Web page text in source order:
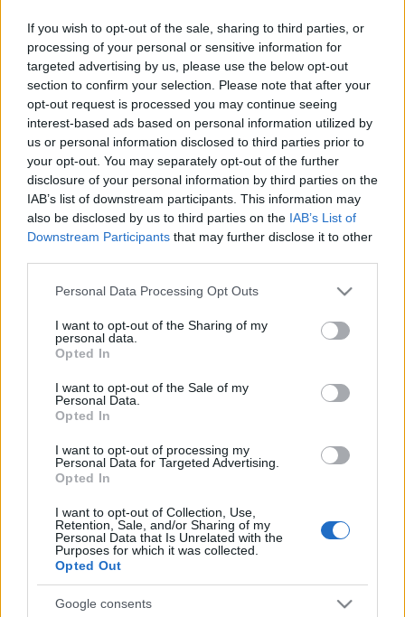
If you wish to opt-out of the sale, sharing to third parties, or
processing of your personal or sensitive information for
targeted advertising by us, please use the below opt-out
section to confirm your selection. Please note that after your
opt-out request is processed you may continue seeing
interest-based ads based on personal information utilized by
us or personal information disclosed to third parties prior to
your opt-out. You may separately opt-out of the further
disclosure of your personal information by third parties on the
IAB’s list of downstream participants. This information may
also be disclosed by us to third parties on the IAB’s List of
Downstream Participants that may further disclose it to other
Please note that this website/app uses one or more Google
not limited to your visit or usage behaviour. You may click to
grant or deny consent to Google and its third-party tags to
use your data for below specified purposes in below Google
consent section.
Personal Data Processing Opt Outs
I want to opt-out of the Sharing of my
personal data.
Opted In
I want to opt-out of the Sale of my
Personal Data.
Opted In
I want to opt-out of processing my
Personal Data for Targeted Advertising.
Opted In
I want to opt-out of Collection, Use,
Retention, Sale, and/or Sharing of my
Personal Data that Is Unrelated with the
Purposes for which it was collected.
Opted Out
Google consents
tulajdonos.
Egy másik kastély, Cheverny, amelyről Hervé a híres
képregénysorozatban, a
Tintin
ben szereplő Moulinsart-
kastélyt mintázta, annyira népszerű, hogy a tulajdonosának,
Charles Antoine de Vibraye-nak egyáltalán nem fáj a feje az
emelkedő költségek miatt, pedig évente 30 000-40 000
liter fűtőolajat használ. A kastély ura nem tervez további
szigetelési munkákat. „Ha foglyul ejtjük a meleget, az csak a
gombáknak és a rovaroknak tesz jót, amelyek megeszik a
akadályozzunk a természetes hőcserék ciklusát” – mondta.
Hozzátette, hogy a régi bútorok ellenőrzött hőmérsékleten
jobban megmaradnak. A kastély területének kétharmadát
A közelben található híres Chambord-ban begyújtják a
kandallókat. A Leonardo da Vinci tervezte kettős
csigalépcső lábánál négy nagy fahasáb lángol a kandallóban,
Az irodákban, boltokban, a mintegy negyven uradalmi
épületben és az erdei pavilonokban van fűtés. A számla egy
éve alatt a duplájára emelkedett, 260 ezer euróról több